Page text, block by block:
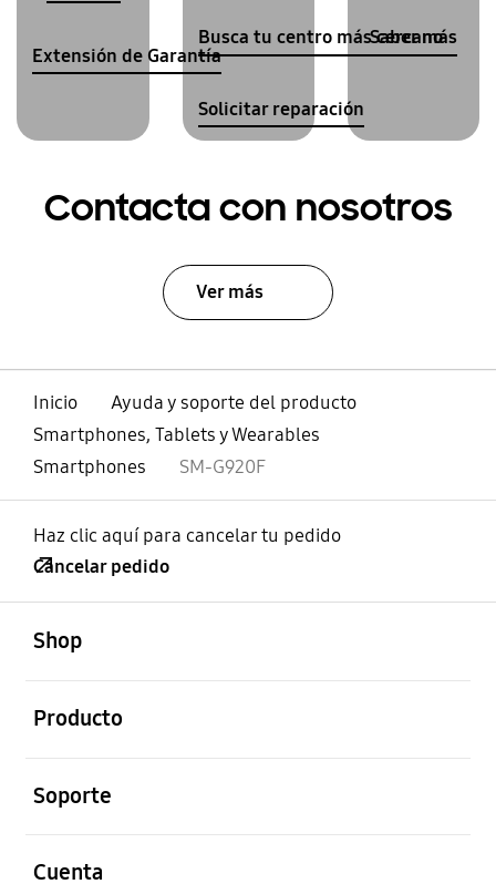
Extensión de Garantía
Busca tu centro más cercano
Solicitar reparación
Saber más
Contacta con nosotros
Ver más
Inicio
Ayuda y soporte del producto
Smartphones, Tablets y Wearables
Smartphones
SM-G920F
Haz clic aquí para cancelar tu pedido
Cancelar pedido
Shop
Producto
Soporte
Cuenta